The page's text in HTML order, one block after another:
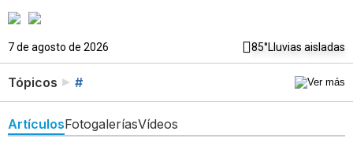
7 de agosto de 2026 85°Lluvias aisladas
Tópicos #
ArtículosFotogaleríasVídeos